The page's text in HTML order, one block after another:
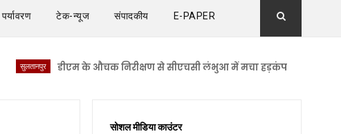
पर्यावरण टेक-न्यूज संपादकीय E-PAPER
डीएम के औचक निरीक्षण से सीएचसी लंभुआ में मचा हड़कंप सुलतानपुर
सोशल मीडिया काउंटर